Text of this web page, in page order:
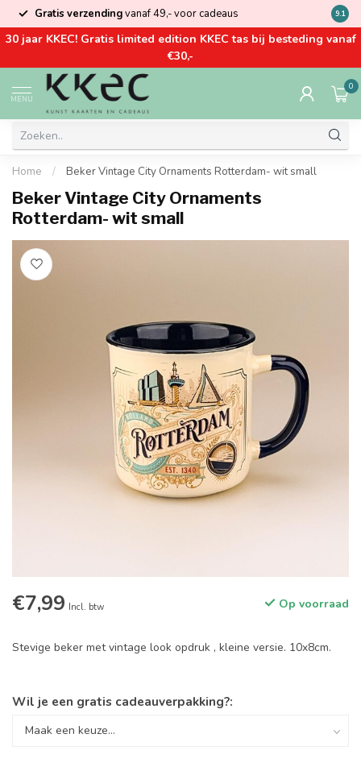
Gratis verzendingvanaf 49,- voor cadeaus Kom
9.1
30 jaar KKEC! Gratis limited edition KKEC tas bij besteding vanaf
€30,-
MENU
0
Home / Beker Vintage City Ornaments Rotterdam- wit small
Beker Vintage City Ornaments
Rotterdam- wit small
€7,99 Incl. btw Op voorraad
Stevige beker met vintage look opdruk , kleine versie. 10x8cm.
Wil je een gratis cadeauverpakking?: